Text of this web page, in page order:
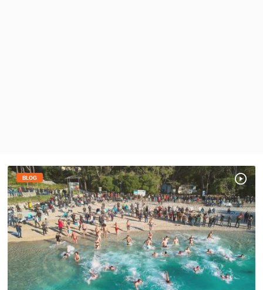
POLICY
BANERI
HRVATSKI
ENGLISH
BLOG